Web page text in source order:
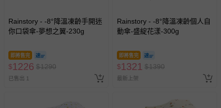
Rainstory - -8°降溫凍齡手開迷
你口袋傘-夢想之翼-230g
即將售完
$1226 $1290
已售出 1
Rainstory - -8°降溫凍齡個人自
動傘-盛綻花漾-300g
即將售完
$1321 $1390
最新上架